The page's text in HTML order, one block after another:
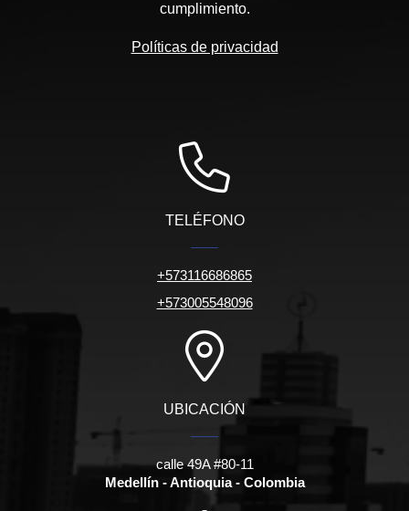
cumplimiento.
Políticas de privacidad
TELÉFONO
+573116686865
+573005548096
UBICACIÓN
calle 49A #80-11
Medellín - Antioquia - Colombia